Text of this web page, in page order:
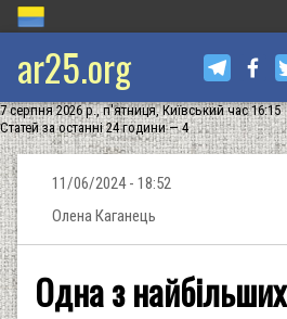
ar25.org
7 серпня 2026 р., п'ятниця, Київський час 16:15
Статей за останні 24 години — 4
11/06/2024 - 18:52
Олена Каганець
Одна з